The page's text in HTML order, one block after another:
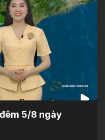
5/8 ngày